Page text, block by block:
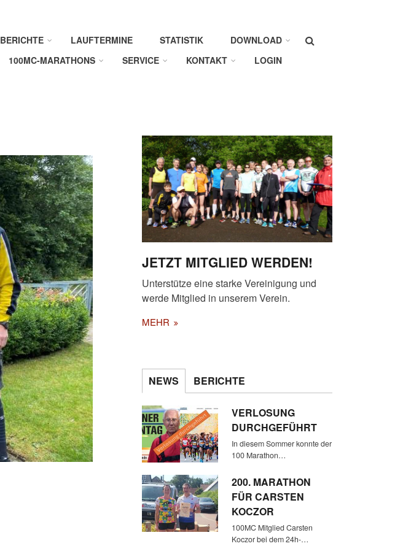
Suche
BERICHTE LAUFTERMINE STATISTIK
DOWNLOAD
100MC-MARATHONS
SERVICE KONTAKT LOGIN
JETZT MITGLIED WERDEN!
Unterstütze eine starke Vereinigung und
werde Mitglied in unserem Verein.
MEHR
NEWS BERICHTE
VERLOSUNG
DURCHGEFÜHRT
In diesem Sommer konnte der
100 Marathon…
200. MARATHON
FÜR CARSTEN
KOCZOR
100MC Mitglied Carsten
Koczor bei dem 24h-…